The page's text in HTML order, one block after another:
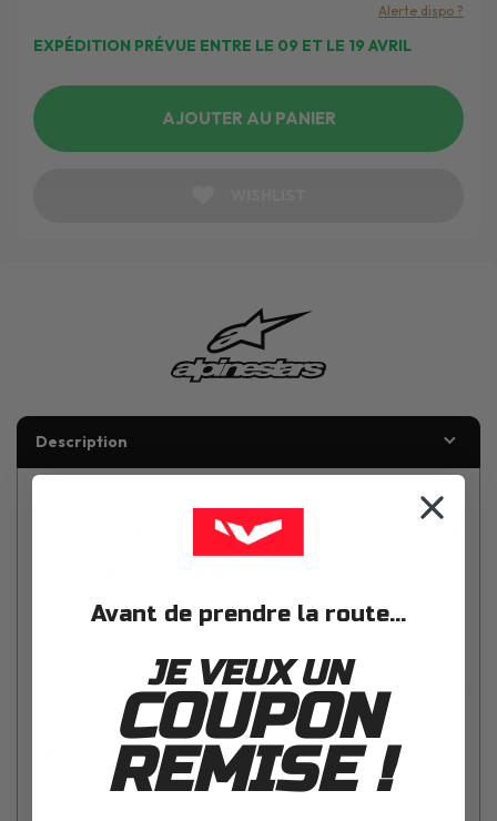
EXPÉDITION PRÉVUE ENTRE LE 09 ET LE 19 AVRIL
Alerte dispo ?
AJOUTER AU PANIER
Description
Sliders moto Alpinestars SMX - Supertech R
Sliders de remplacement pour vos bottes moto Alpinestars.
De couleur rouge, ces sliders SMX - Supertech R qui se
clipsent, sont compatibles avec les bottes moto Alpinestars :
SMX-1
Avant de prendre la route...
JE VEUX UN
COUPON
REMISE !